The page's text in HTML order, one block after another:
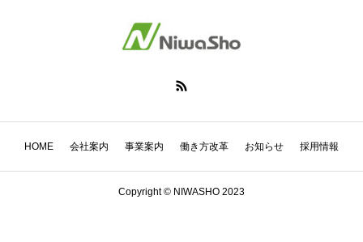
HOME 会社案内 事業案内 働き方改革 お知らせ 採用情報
Copyright © NIWASHO 2023